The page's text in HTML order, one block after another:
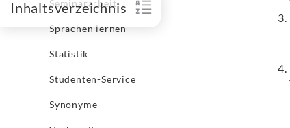
Seminararbeit
Sprachen lernen
Statistik
Studenten-Service
Synonyme
Inhaltsverzeichnis